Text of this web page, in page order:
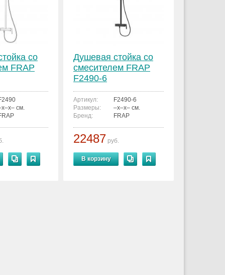
со
FRAP
см.
Душевая стойка со
смесителем FRAP
F2490-6
Артикул:
F2490-6
Размеры:
–x–x– см.
Бренд:
FRAP
22487 руб.
В корзину